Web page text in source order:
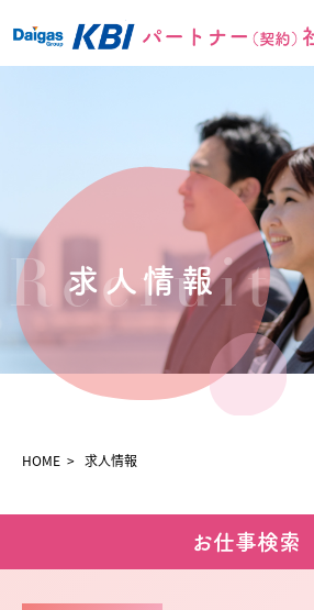
KBIについて
お仕事の流れ
Recruit
求人情報
HOME 求人情報
お仕事検索